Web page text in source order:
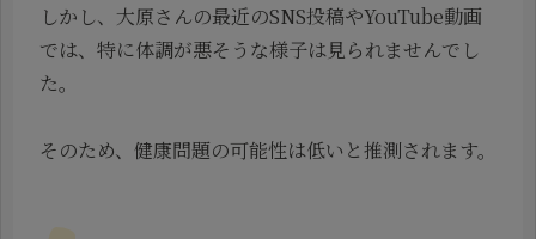
しかし、大原さんの最近のSNS投稿やYouTube動画
では、特に体調が悪そうな様子は見られませんでし
た。
そのため、健康問題の可能性は低いと推測されます。